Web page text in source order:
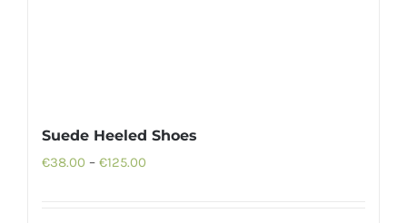
Suede Heeled Shoes
€38.00 – €125.00